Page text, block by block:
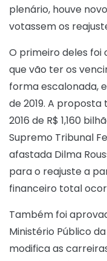
plenário, houve
votassem os
O primeiro deles foi
que vão ter os
forma escalonada,
de 2019. A
2016 de R$ 1,160
Supremo Tribunal
afastada Dilma
para o reajuste a
financeiro total
Também foi
Ministério Público
modifica as